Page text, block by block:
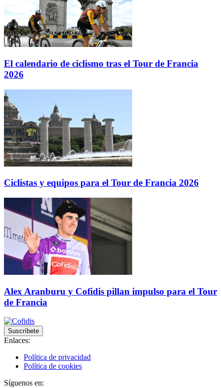
El calendario de ciclismo tras el Tour de Francia
2026
Ciclistas y equipos para el Tour de Francia 2026
Alex Aranburu y Cofidis pillan impulso para el Tour
de Francia
Suscríbete
Enlaces:
Política de privacidad
Política de cookies
Síguenos en: